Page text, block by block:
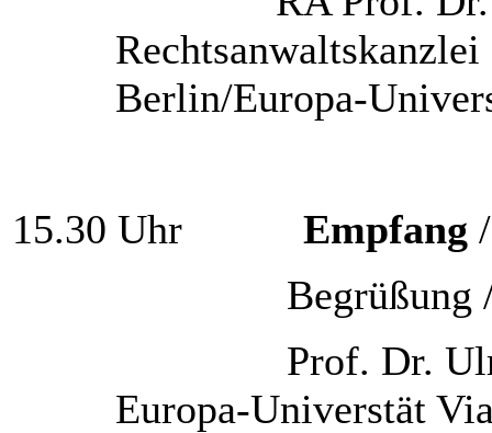
Berlin/Europa-
15.30 Uhr Empfang
Begrüßung /
Prof. Dr. Ulrich
Europa-Universtät